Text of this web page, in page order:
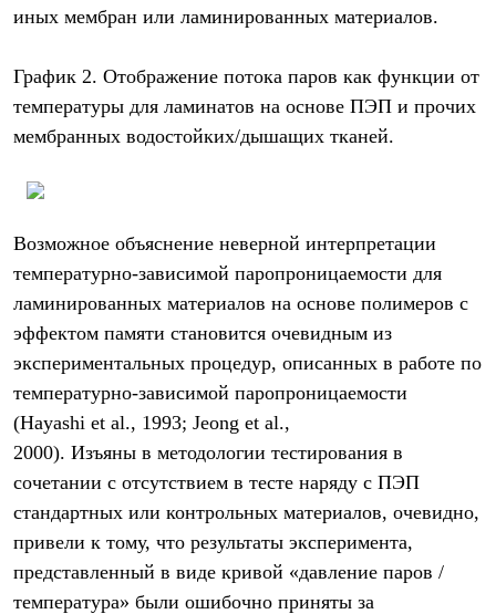
иных мембран или ламинированных материалов.
График 2. Отображение потока паров как функции от
температуры для ламинатов на основе ПЭП и прочих
мембранных водостойких/дышащих тканей.
Возможное объяснение неверной интерпретации
температурно-зависимой паропроницаемости для
ламинированных материалов на основе полимеров с
эффектом памяти становится очевидным из
экспериментальных процедур, описанных в работе по
температурно-зависимой паропроницаемости
(Hayashi et al., 1993; Jeong et al.,
2000). Изъяны в методологии тестирования в
сочетании с отсутствием в тесте наряду с ПЭП
стандартных или контрольных материалов, очевидно,
привели к тому, что результаты эксперимента,
представленный в виде кривой «давление паров /
температура» были ошибочно приняты за